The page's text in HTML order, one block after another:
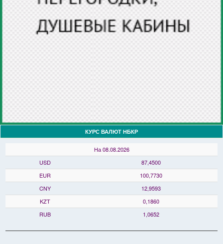
КУРС ВАЛЮТ НБКР
На 08.08.2026
USD
87,4500
EUR
100,7730
CNY
12,9593
KZT
0,1860
RUB
1,0652